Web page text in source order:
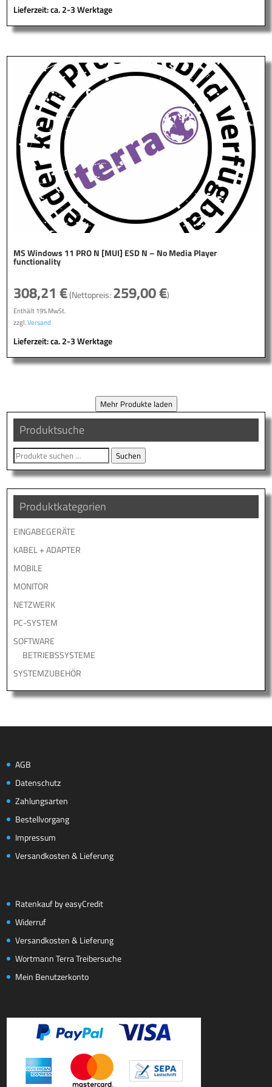
Lieferzeit: ca. 2-3 Werktage
MS Windows 11 PRO N [MUI] ESD N – No Media Player
functionality
308,21€(Nettopreis: 259,00€)
Enthält 19% MwSt.
zzgl.Versand
Lieferzeit: ca. 2-3 Werktage
Mehr Produkte laden
Produktsuche
Suche
nach:
Suchen
Produktkategorien
EINGABEGERÄTE
KABEL + ADAPTER
MOBILE
MONITOR
NETZWERK
PC-SYSTEM
SOFTWARE
BETRIEBSSYSTEME
SYSTEMZUBEHÖR
AGB
Datenschutz
Zahlungsarten
Bestellvorgang
Impressum
Versandkosten & Lieferung
Ratenkauf by easyCredit
Widerruf
Versandkosten & Lieferung
Wortmann Terra Treibersuche
Mein Benutzerkonto